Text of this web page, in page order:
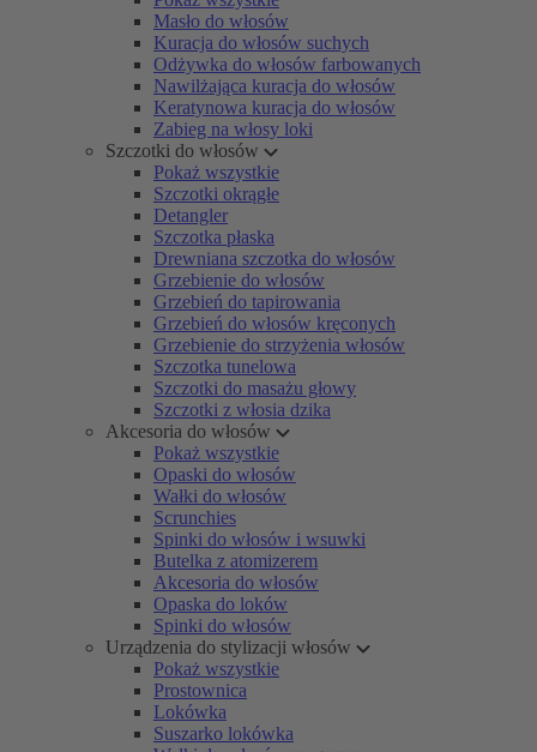
Masło do włosów
Kuracja do włosów suchych
Odżywka do włosów farbowanych
Nawilżająca kuracja do włosów
Keratynowa kuracja do włosów
Zabieg na włosy loki
Szczotki do włosów
Pokaż wszystkie
Szczotki okrągłe
Detangler
Szczotka płaska
Drewniana szczotka do włosów
Grzebienie do włosów
Grzebień do tapirowania
Grzebień do włosów kręconych
Grzebienie do strzyżenia włosów
Szczotka tunelowa
Szczotki do masażu głowy
Szczotki z włosia dzika
Akcesoria do włosów
Pokaż wszystkie
Opaski do włosów
Wałki do włosów
Scrunchies
Spinki do włosów i wsuwki
Butelka z atomizerem
Akcesoria do włosów
Opaska do loków
Spinki do włosów
Urządzenia do stylizacji włosów
Pokaż wszystkie
Prostownica
Lokówka
Suszarko lokówka